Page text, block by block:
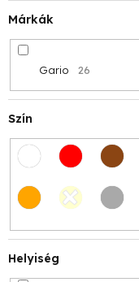
Márkák
Gario 26
Szín
Helyiség